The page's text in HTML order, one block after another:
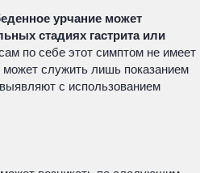
урчание может
стадиях гастрита или
по себе этот симптом не имеет
может служить лишь показанием
с использованием